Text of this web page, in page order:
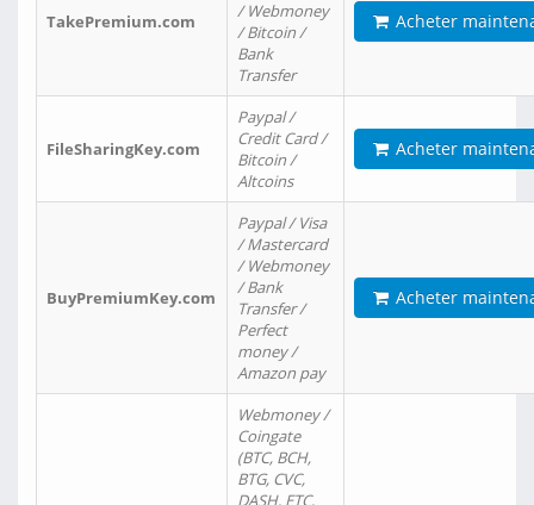
TakePremium.com
/ Webmoney
/ Bitcoin /
Bank
Transfer
Acheter
FileSharingKey.com
Paypal /
Credit Card /
Bitcoin /
Altcoins
Acheter
BuyPremiumKey.com
Paypal / Visa
/ Mastercard
/ Webmoney
/ Bank
Transfer /
Perfect
money /
Amazon pay
Acheter
Webmoney /
Coingate
(BTC, BCH,
BTG, CVC,
DASH, ETC,